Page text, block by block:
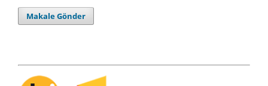
Makale Gönder